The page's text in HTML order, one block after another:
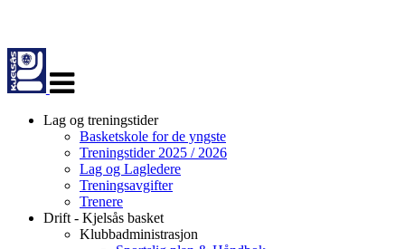
navigasjon
Lag og treningstider
Basketskole for de yngste
Treningstider 2025 / 2026
Lag og Lagledere
Treningsavgifter
Trenere
Drift - Kjelsås basket
Klubbadministrasjon